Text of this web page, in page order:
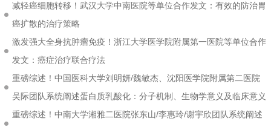
减轻癌细胞转移！武汉大学中南医院等单位合作发文：有效的防治胃
癌扩散的治疗策略
激发强大全身抗肿瘤免疫！浙江大学医学院附属第一医院等单位合作
发文：癌症治疗联合疗法
重磅综述！中国医科大学刘明妍/魏敏杰、沈阳医学院附属第二医院
吴际团队系统阐述蛋白质乳酸化：分子机制、生物学意义及临床意义
重磅综述！中南大学湘雅二医院张东山/李惠玲/谢宇欣团队系统阐述